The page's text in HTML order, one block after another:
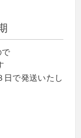
で
日で発送いたし